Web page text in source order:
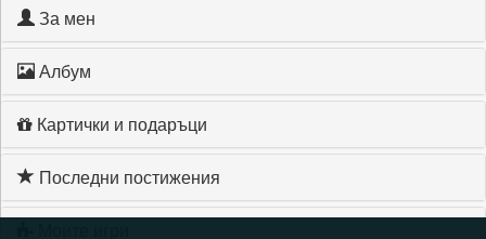
За мен
Албум
Картички и подаръци
Последни постижения